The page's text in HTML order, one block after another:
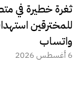
للمخترقين
واتساب
6 أغسطس 2026